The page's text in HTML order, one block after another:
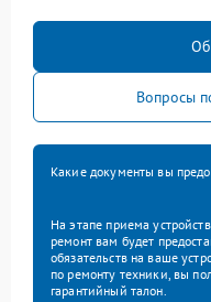
Вопросы
Какие документы вы
На этапе приема
ремонт вам будет
обязательств на ваше
по ремонту техники, вы
гарантийный талон.